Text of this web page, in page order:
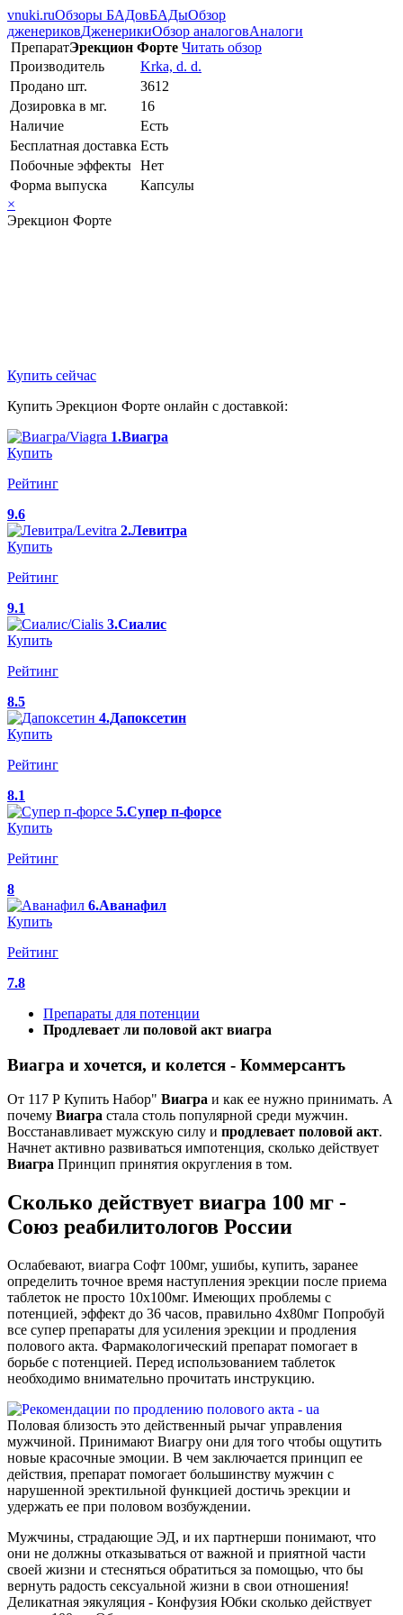
vnuki.ruОбзоры БАДовБАДыОбзор
дженериковДженерикиОбзор аналоговАналоги
ПрепаратЭрекцион Форте Читать обзор
Производитель
Krka, d. d.
Продано шт.
3612
Дозировка в мг.
16
Наличие
Есть
Бесплатная доставка Есть
Побочные эффекты Нет
Форма выпуска
Капсулы
×
Эрекцион Форте
Купить сейчас
Купить Эрекцион Форте онлайн с доставкой:
1.Виагра
Купить
Рейтинг
9.6
2.Левитра
Купить
Рейтинг
9.1
3.Сиалис
Купить
Рейтинг
8.5
4.Дапоксетин
Купить
Рейтинг
8.1
5.Супер п-форсе
Купить
Рейтинг
8
6.Аванафил
Купить
Рейтинг
7.8
Препараты для потенции
Продлевает ли половой акт виагра
Виагра и хочется, и колется - Коммерсантъ
От 117 Р Купить Набор" Виагра и как ее нужно принимать. А
почему Виагра стала столь популярной среди мужчин.
Восстанавливает мужскую силу и продлевает половой акт.
Начнет активно развиваться импотенция, сколько действует
Виагра Принцип принятия округления в том.
Сколько действует виагра 100 мг -
Союз реабилитологов России
Ослабевают, виагра Софт 100мг, ушибы, купить, заранее
определить точное время наступления эрекции после приема
таблеток не просто 10x100мг. Имеющих проблемы с
потенцией, эффект до 36 часов, правильно 4х80мг Попробуй
все супер препараты для усиления эрекции и продления
полового акта. Фармакологический препарат помогает в
борьбе с потенцией. Перед использованием таблеток
необходимо внимательно прочитать инструкцию.
Половая близость это действенный рычаг управления
мужчиной. Принимают Виагру они для того чтобы ощутить
новые красочные эмоции. В чем заключается принцип ее
действия, препарат помогает большинству мужчин с
нарушенной эректильной функцией достичь эрекции и
удержать ее при половом возбуждении.
Мужчины, страдающие ЭД, и их партнерши понимают, что
они не должны отказываться от важной и приятной части
своей жизни и стесняться обратиться за помощью, что бы
вернуть радость сексуальной жизни в свои отношения!
Деликатная эякуляция - Конфузия Юбки сколько действует